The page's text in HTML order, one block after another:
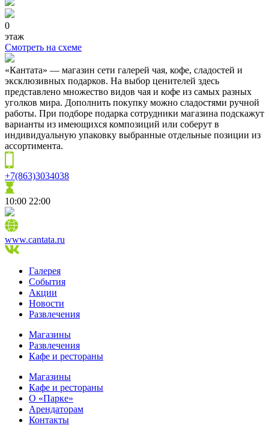
0
этаж
Смотреть на схеме
«Кантата» — магазин сети галерей чая, кофе, сладостей и
эксклюзивных подарков. На выбор ценителей здесь
представлено множество видов чая и кофе из самых разных
уголков мира. Дополнить покупку можно сладостями ручной
работы. При подборе подарка сотрудники магазина подскажут
варианты из имеющихся композиций или соберут в
индивидуальную упаковку выбранные отдельные позиции из
ассортимента.
+7(863)3034038
10:00 22:00
www.cantata.ru
Галерея
События
Акции
Новости
Развлечения
Магазины
Развлечения
Кафе и рестораны
Магазины
Кафе и рестораны
О «Парке»
Арендаторам
Контакты